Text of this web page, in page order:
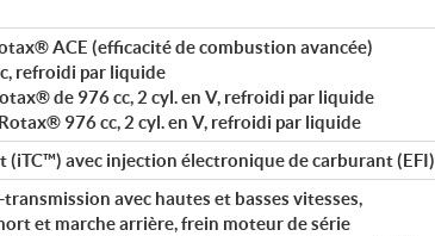
ACE (efficacité de combustion avancée)
refroidi par liquide
de 976 cc, 2 cyl. en V, refroidi par liquide
976 cc, 2 cyl. en V, refroidi par liquide
avec injection électronique de carburant (EFI)
avec hautes et basses vitesses,
et marche arrière, frein moteur de série